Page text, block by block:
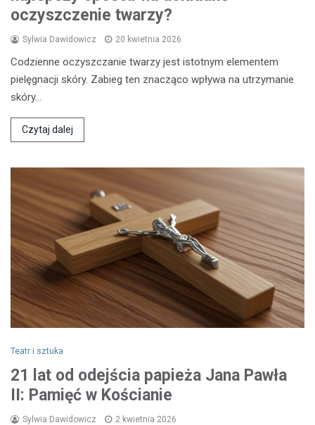
oczyszczenie twarzy?
Sylwia Dawidowicz 20 kwietnia 2026
Codzienne oczyszczanie twarzy jest istotnym elementem
pielęgnacji skóry. Zabieg ten znacząco wpływa na utrzymanie
skóry…
Czytaj dalej
Teatr i sztuka
21 lat od odejścia papieża Jana Pawła
II: Pamięć w Kościanie
Sylwia Dawidowicz 2 kwietnia 2026